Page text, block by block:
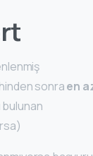
sonraen
bulunan